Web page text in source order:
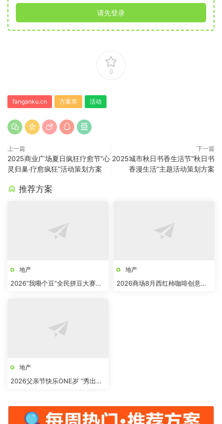
请先登录
0
fanganku.cn 方案库 活动
上一篇
2025商业广场夏日疯狂疗愈节“心
灵归巢·疗愈疯狂”活动策划方案
下一篇
2025城市秋日书香生活节“秋日书
香漫生活”主题活动策划方案
推荐方案
地产
2026“我嘞个豆”全民拼豆大赛主
地产
2026商场8月西红柿咖啡创意市
地产
2026父亲节快乐ONE岁 “秀出爸